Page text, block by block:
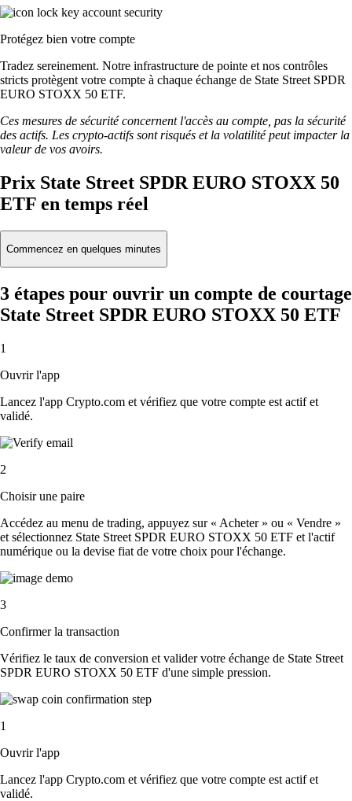
Protégez bien votre compte
Tradez sereinement. Notre infrastructure de pointe et nos contrôles
stricts protègent votre compte à chaque échange de State Street SPDR
EURO STOXX 50 ETF.
Ces mesures de sécurité concernent l'accès au compte, pas la sécurité
des actifs. Les crypto-actifs sont risqués et la volatilité peut impacter la
valeur de vos avoirs.
Prix State Street SPDR EURO STOXX 50
ETF en temps réel
Commencez en quelques minutes
3 étapes pour ouvrir un compte de courtage
State Street SPDR EURO STOXX 50 ETF
1
Ouvrir l'app
Lancez l'app Crypto.com et vérifiez que votre compte est actif et
validé.
2
Choisir une paire
Accédez au menu de trading, appuyez sur « Acheter » ou « Vendre »
et sélectionnez State Street SPDR EURO STOXX 50 ETF et l'actif
numérique ou la devise fiat de votre choix pour l'échange.
3
Confirmer la transaction
Vérifiez le taux de conversion et valider votre échange de State Street
SPDR EURO STOXX 50 ETF d'une simple pression.
1
Ouvrir l'app
Lancez l'app Crypto.com et vérifiez que votre compte est actif et
validé.